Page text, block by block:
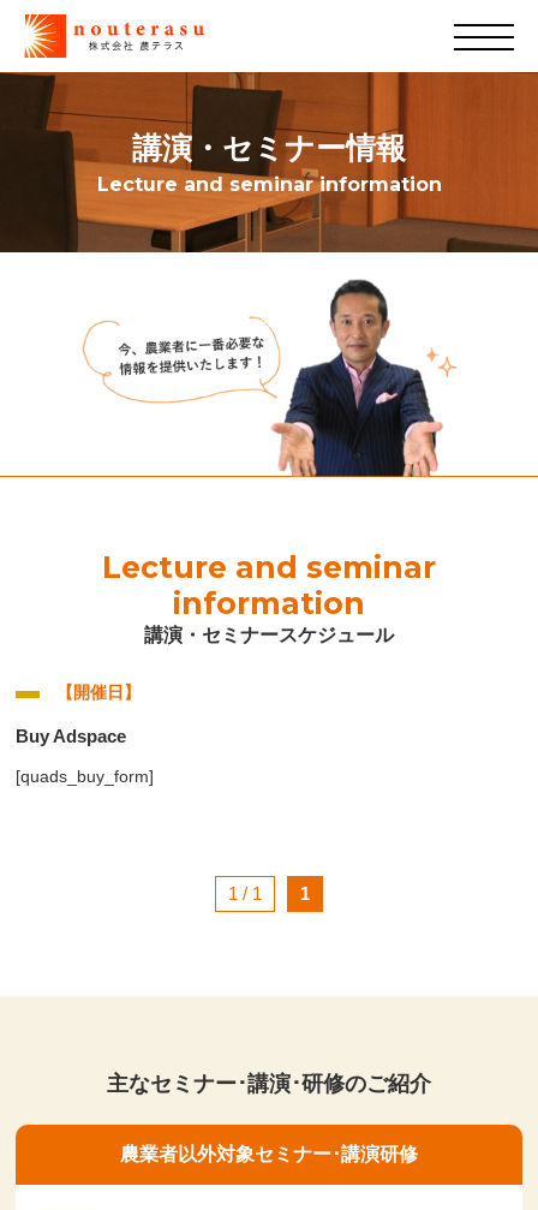
講演・セミナー情報
Lecture and seminar information
Lecture and seminar
information
講演・セミナースケジュール
【開催日】
Buy Adspace
[quads_buy_form]
1 / 1 1
主なセミナー･講演･研修のご紹介
農業者以外対象セミナー･講演研修